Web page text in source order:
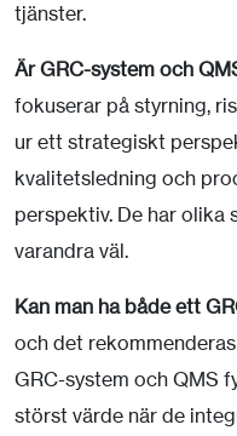
tjänster.
Är GRC-system och
fokuserar på styrning,
ur ett strategiskt
kvalitetsledning och
perspektiv. De har
varandra väl.
Kan man ha både ett
och det
GRC-system och QMS
störst värde när de